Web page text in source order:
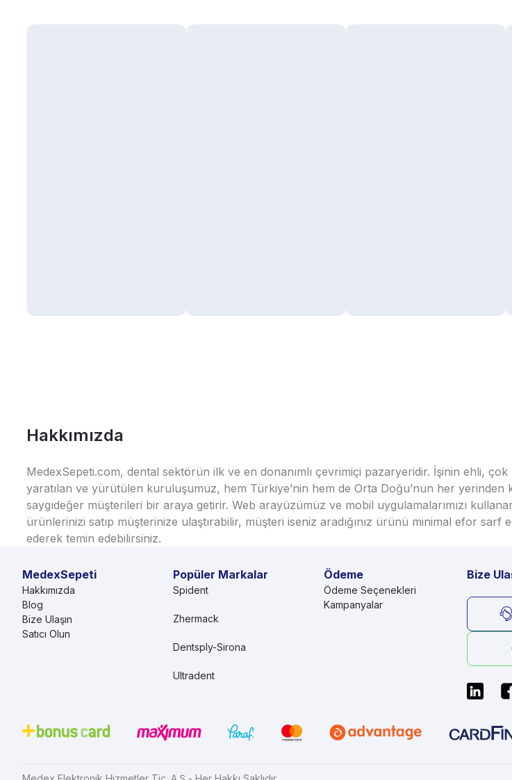
Hakkımızda
MedexSepeti.com, dental sektörün ilk ve en donanımlı çevrimiçi pazaryeridir. İşinin ehli,
yaratılan ve yürütülen kuruluşumuz, hem Türkiye’nin hem de Orta Doğu’nun her yerinden
saygıdeğer müşterileri bir araya getirir. Web arayüzümüz ve mobil uygulamalarımızı
ürünlerinizi satıp müşterinize ulaştırabilir, müşteri iseniz aradığınız ürünü minimal efor sarf
ederek temin edebilirsiniz.
MedexSepeti
Hakkımızda
Blog
Bize Ulaşın
Satıcı Olun
Ödeme
Ödeme Seçenekleri
Kampanyalar
Popüler Markalar
Spident
Zhermack
Dentsply-Sirona
Ultradent
Bize